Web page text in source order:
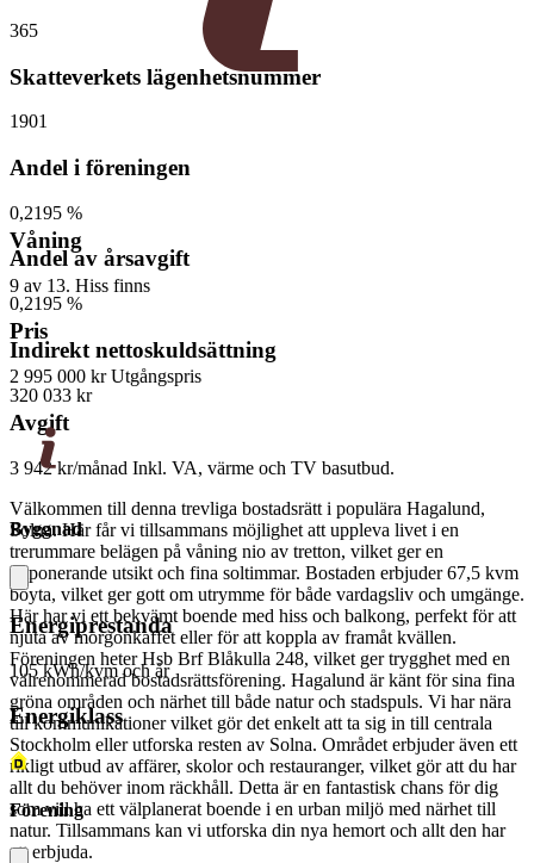
Våning
9 av 13. Hiss finns
Pris
2 995 000 kr Utgångspris
Avgift
3 942 kr/månad Inkl. VA, värme och TV basutbud.
Välkommen till denna trevliga bostadsrätt i populära Hagalund,
Solna. Här får vi tillsammans möjlighet att uppleva livet i en
trerummare belägen på våning nio av tretton, vilket ger en
imponerande utsikt och fina soltimmar. Bostaden erbjuder 67,5 kvm
boyta, vilket ger gott om utrymme för både vardagsliv och umgänge.
Här har vi ett bekvämt boende med hiss och balkong, perfekt för att
njuta av morgonkaffet eller för att koppla av framåt kvällen.
Föreningen heter Hsb Brf Blåkulla 248, vilket ger trygghet med en
välrenommerad bostadsrättsförening. Hagalund är känt för sina fina
gröna områden och närhet till både natur och stadspuls. Vi har nära
till kommunikationer vilket gör det enkelt att ta sig in till centrala
Stockholm eller utforska resten av Solna. Området erbjuder även ett
rikligt utbud av affärer, skolor och restauranger, vilket gör att du har
allt du behöver inom räckhåll. Detta är en fantastisk chans för dig
som vill ha ett välplanerat boende i en urban miljö med närhet till
natur. Tillsammans kan vi utforska din nya hemort och allt den har
att erbjuda.
365
Skatteverkets lägenhetsnummer
1901
Andel i föreningen
0,2195 %
Andel av årsavgift
0,2195 %
Indirekt nettoskuldsättning
320 033 kr
Byggnad
Energiprestanda
105 kWh/kvm och år
Energiklass
Förening